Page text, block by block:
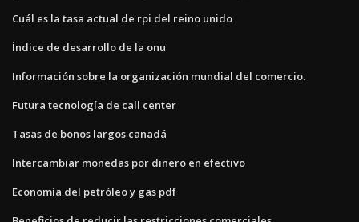
Cuál es la tasa actual de rpi del reino unido
Índice de desarrollo de la onu
Información sobre la organización mundial del comercio.
Futura tecnología de call center
Tasas de bonos largos canadá
Intercambiar monedas por dinero en efectivo
Economía del petróleo y gas pdf